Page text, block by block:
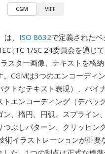
CGM VIFF
、 ISO 8632で定義された
JTC 1/SC 24委員会を通じ
スター画像、テキストを格
CGMは3つのエンコーディ
トなテキスト表現）、バイ
エンコーディング（デバッ
、楕円、円弧、スプライン
ぶしパターン、クリッピン
術イラストレーションが重